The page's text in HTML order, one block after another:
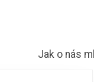
Jak o nás